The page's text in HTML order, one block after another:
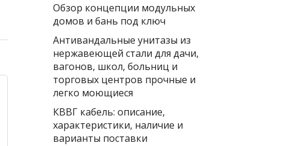
Обзор концепции модульных
домов и бань под ключ
Антивандальные унитазы из
нержавеющей стали для дачи,
вагонов, школ, больниц и
торговых центров прочные и
легко моющиеся
КВВГ кабель: описание,
характеристики, наличие и
варианты поставки